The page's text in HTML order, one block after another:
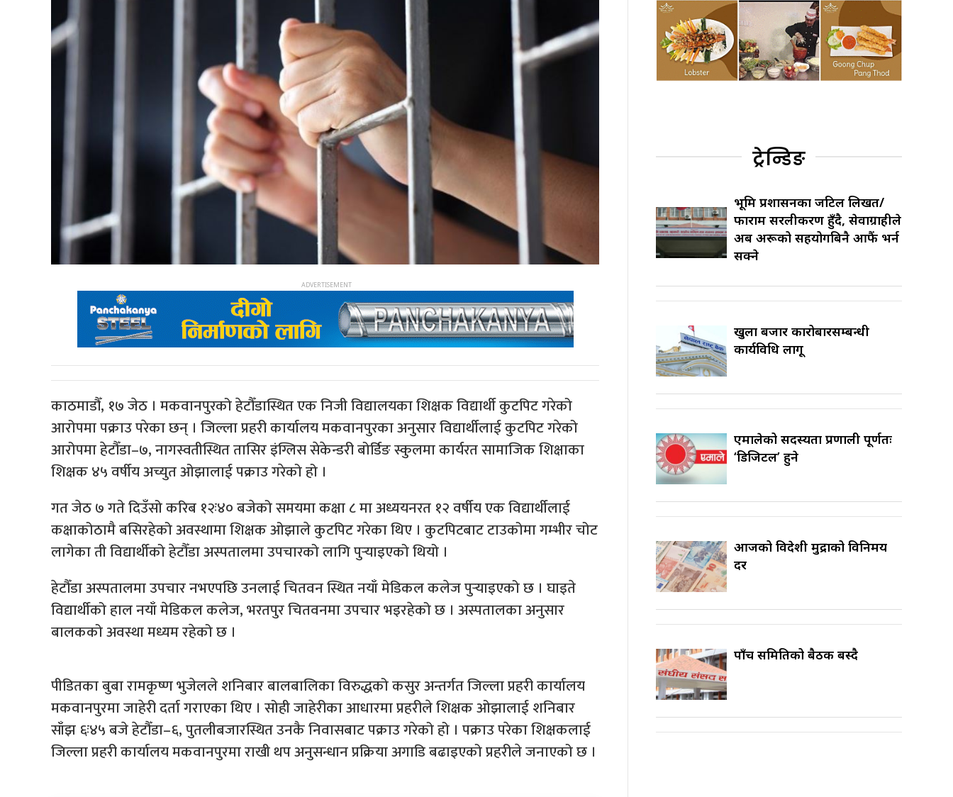
काठमाडौँ, १७ जेठ । मकवानपुरको हेटौँडास्थित एक निजी विद्यालयका शिक्षक विद्यार्थी कुटपिट गरेको
आरोपमा पक्राउ परेका छन् । जिल्ला प्रहरी कार्यालय मकवानपुरका अनुसार विद्यार्थीलाई कुटपिट गरेको
आरोपमा हेटौँडा–७, नागस्वतीस्थित तासिर इंग्लिस सेकेन्डरी बोर्डिङ स्कुलमा कार्यरत सामाजिक शिक्षाका
शिक्षक ४५ वर्षीय अच्युत ओझालाई पक्राउ गरेको हो ।
गत जेठ ७ गते दिउँसो करिब १२ः४० बजेको समयमा कक्षा ८ मा अध्ययनरत १२ वर्षीय एक विद्यार्थीलाई
कक्षाकोठामै बसिरहेको अवस्थामा शिक्षक ओझाले कुटपिट गरेका थिए । कुटपिटबाट टाउकोमा गम्भीर चोट
लागेका ती विद्यार्थीको हेटौँडा अस्पतालमा उपचारको लागि पुर्‍याइएको थियो ।
हेटौँडा अस्पतालमा उपचार नभएपछि उनलाई चितवन स्थित नयाँ मेडिकल कलेज पुर्‍याइएको छ । घाइते
विद्यार्थीको हाल नयाँ मेडिकल कलेज, भरतपुर चितवनमा उपचार भइरहेको छ । अस्पतालका अनुसार
बालकको अवस्था मध्यम रहेको छ ।
पीडितका बुबा रामकृष्ण भुजेलले शनिबार बालबालिका विरुद्धको कसुर अन्तर्गत जिल्ला प्रहरी कार्यालय
मकवानपुरमा जाहेरी दर्ता गराएका थिए । सोही जाहेरीका आधारमा प्रहरीले शिक्षक ओझालाई शनिबार
साँझ ६ः४५ बजे हेटौँडा–६, पुतलीबजारस्थित उनकै निवासबाट पक्राउ गरेको हो । पक्राउ परेका शिक्षकलाई
जिल्ला प्रहरी कार्यालय मकवानपुरमा राखी थप अनुसन्धान प्रक्रिया अगाडि बढाइएको प्रहरीले जनाएको छ ।
ट्रेन्डिङ
भूमि प्रशासनका जटिल लिखत/
फाराम सरलीकरण हुँदै, सेवाग्राहीले
अब अरूको सहयोगबिनै आफैं भर्न
सक्ने
खुला बजार कारोबारसम्बन्धी
कार्यविधि लागू
एमालेको सदस्यता प्रणाली पूर्णतः
‘डिजिटल’ हुने
आजको विदेशी मुद्राको विनिमय
दर
पाँच समितिको बैठक बस्दै